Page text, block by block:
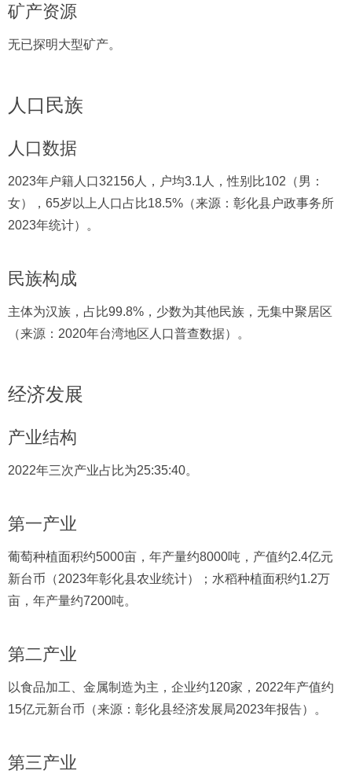
矿产资源
无已探明大型矿产。
人口民族
人口数据
2023年户籍人口32156人，户均3.1人，性别比102（男：
女），65岁以上人口占比18.5%（来源：彰化县户政事务所
2023年统计）。
民族构成
主体为汉族，占比99.8%，少数为其他民族，无集中聚居区
（来源：2020年台湾地区人口普查数据）。
经济发展
产业结构
2022年三次产业占比为25:35:40。
第一产业
葡萄种植面积约5000亩，年产量约8000吨，产值约2.4亿元
新台币（2023年彰化县农业统计）；水稻种植面积约1.2万
亩，年产量约7200吨。
第二产业
以食品加工、金属制造为主，企业约120家，2022年产值约
15亿元新台币（来源：彰化县经济发展局2023年报告）。
第三产业